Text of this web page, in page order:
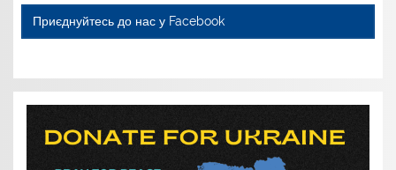
Приєднуйтесь до нас у Facebook